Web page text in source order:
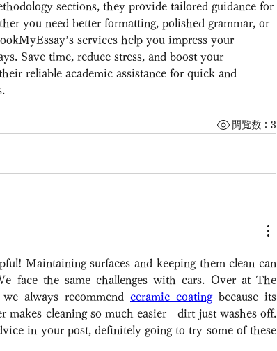
sections, they provide tailored guidance for
you need better formatting, polished grammar, or
services help you impress your
Save time, reduce stress, and boost your
reliable academic assistance for quick and
閲覧数：3
Maintaining surfaces and keeping them clean can
face the same challenges with cars. Over at The
always recommend ceramic coating because its
makes cleaning so much easier—dirt just washes off.
in your post, definitely going to try some of these